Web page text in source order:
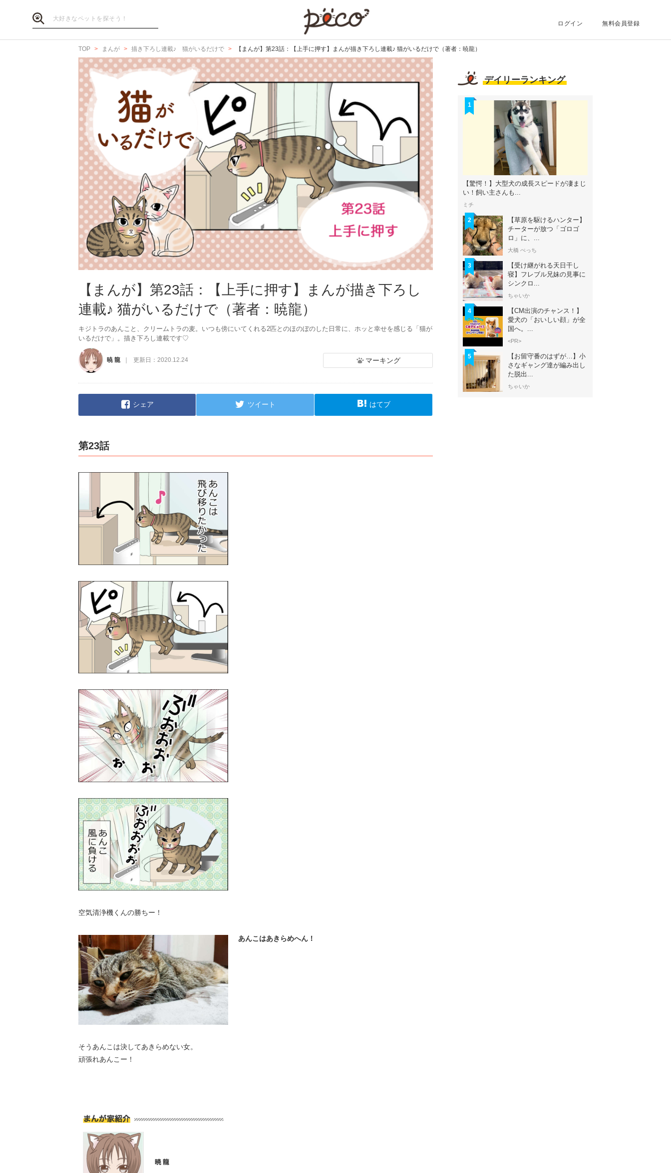
ログイン 無料会員登録
TOP まんが 描き下ろし連載♪ 猫がいるだけで 【まんが】第23話：【上手に押す】まんが描き下ろし連載♪ 猫がいるだけで（著者：暁龍）
【まんが】第23話：【上手に押す】まんが描き下ろし
連載♪ 猫がいるだけで（著者：暁龍）
キジトラのあんこと、クリームトラの麦。いつも傍にいてくれる2匹とのほのぼのした日常に、ホッと幸せを感じる「猫が
いるだけで」。描き下ろし連載です♡
暁 龍 更新日： 2020.12.24 マーキング
シェア ツイート はてブ
第23話
空気清浄機くんの勝ちー！
あんこはあきらめへん！
そうあんこは決してあきらめない女。
頑張れあんこー！
デイリーランキング
1
【驚愕！】大型犬の成長スピードが凄まじ
い！飼い主さんも...
ミチ
2
【草原を駆けるハンター】
チーターが放つ「ゴロゴ
ロ」に、...
大橋 ぺっち
3
【受け継がれる天日干し
寝】フレブル兄妹の見事に
シンクロ...
ちゃいか
4
【CM出演のチャンス！】
愛犬の「おいしい顔」が全
国へ。...
<PR>
5
【お留守番のはずが…】小
さなギャング達が編み出し
た脱出...
ちゃいか